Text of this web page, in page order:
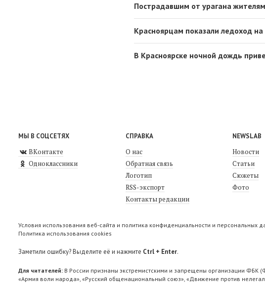
Пострадавшим от урагана
Красноярцам показали ледоход
В Красноярске ночной дождь
МЫ В СОЦСЕТЯХ
ВКонтакте
Одноклассники
СПРАВКА
О нас
Обратная связь
Логотип
RSS-экспорт
Контакты редакции
NEWSLAB
Новости
Статьи
Сюжеты
Фото
Условия использования веб-сайта и политика конфиденциальности и персональных
Политика использования cookies
Заметили ошибку? Выделите её и нажмите Ctrl + Enter.
Для читателей: В России признаны экстремистскими и запрещены организации ФБК
«Армия воли народа», «Русский общенациональный союз», «Движение против